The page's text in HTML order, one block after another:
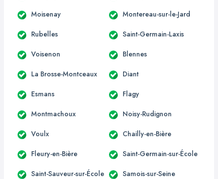
Moisenay Montereau-sur-le-Jard
Rubelles Saint-Germain-Laxis
Voisenon Blennes
La Brosse-Montceaux Diant
Esmans Flagy
Montmachoux Noisy-Rudignon
Voulx Chailly-en-Bière
Fleury-en-Bière Saint-Germain-sur-École
Saint-Sauveur-sur-École Samois-sur-Seine